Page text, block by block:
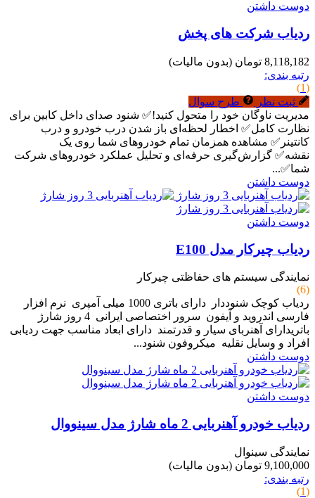
دوست داشتن
ردیاب شرکت های پخش
8,118,182 تومان
(بدون مالیات)
رتبه بندی:
(1)
ثبت نظر
طرح سوال
مدیریت ناوگان خود را متحول کنید!✅ شنود صدای داخل کابین برای
نظارت کامل✅ اخطار لحظه‌ای باز شدن درب خودرو و درب
کانتینر✅ مشاهده همزمان تمام خودروهای شما روی یک
نقشه✅ گزارش‌گیری حرفه‌ای و تحلیل عملکرد خودروهای شرکت
شما✅...
دوست داشتن
دوست داشتن
ردیاب چیرکار مدل E100
نمایندگی سیستم های حفاظتی چیرکار
(6)
ردیاب کوچک شنوددار دارای باتری 1000 میلی آمپری نرم افزار
فارسی اندروید و آیفون سرور اختصاصی ایرانی 4 روز شارژ
باتریدارای آهنربای سیار و قدرتمند دارای ابعاد مناسب جهت ردیابی
افراد و وسایل نقلیه میکروفون شنود...
دوست داشتن
دوست داشتن
ردیاب خودرو آهنربایی 2 ماه شارژ مدل سینووال
نمایندگی سینوال
9,100,000 تومان
(بدون مالیات)
رتبه بندی:
(1)